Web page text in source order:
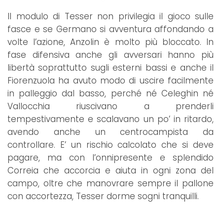
Il modulo di Tesser non privilegia il gioco sulle
fasce e se Germano si avventura affondando a
volte l’azione, Anzolin è molto più bloccato. In
fase difensiva anche gli avversari hanno più
libertà soprattutto sugli esterni bassi e anche il
Fiorenzuola ha avuto modo di uscire facilmente
in palleggio dal basso, perché né Celeghin né
Vallocchia riuscivano a prenderli
tempestivamente e scalavano un po’ in ritardo,
avendo anche un centrocampista da
controllare. E’ un rischio calcolato che si deve
pagare, ma con l’onnipresente e splendido
Correia che accorcia e aiuta in ogni zona del
campo, oltre che manovrare sempre il pallone
con accortezza, Tesser dorme sogni tranquilli.